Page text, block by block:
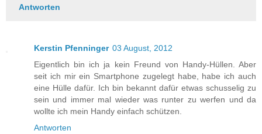
Antworten
Kerstin Pfenninger 03 August, 2012
Eigentlich bin ich ja kein Freund von Handy-Hüllen. Aber
seit ich mir ein Smartphone zugelegt habe, habe ich auch
eine Hülle dafür. Ich bin bekannt dafür etwas schusselig zu
sein und immer mal wieder was runter zu werfen und da
wollte ich mein Handy einfach schützen.
Antworten